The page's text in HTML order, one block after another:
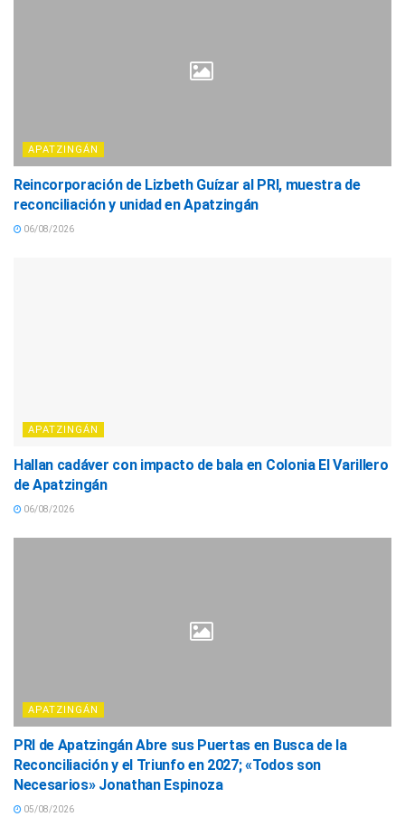
APATZINGÁN
Reincorporación de Lizbeth Guízar al PRI, muestra de
reconciliación y unidad en Apatzingán
06/08/2026
APATZINGÁN
Hallan cadáver con impacto de bala en Colonia El Varillero
de Apatzingán
06/08/2026
APATZINGÁN
PRI de Apatzingán Abre sus Puertas en Busca de la
Reconciliación y el Triunfo en 2027; «Todos son
Necesarios» Jonathan Espinoza
05/08/2026